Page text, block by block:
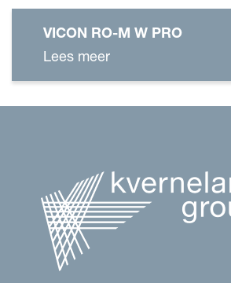
VICON RO-M W PRO
Lees meer